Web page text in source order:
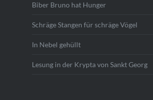
Biber Bruno hat Hunger
Schräge Stangen für schräge Vögel
In Nebel gehüllt
Lesung in der Krypta von Sankt Georg